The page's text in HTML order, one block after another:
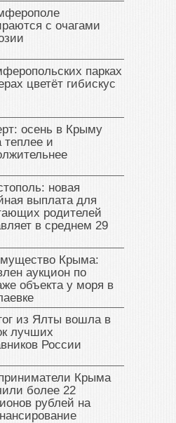
с очагами
парках
цветёт гибискус
осень в Крыму
теплее и
новая
выплата для
родителей
в среднем 29
Крыма:
аукцион по
объекта у моря в
из Ялты вошла в
лучших
России
Крыма
более 22
рублей на